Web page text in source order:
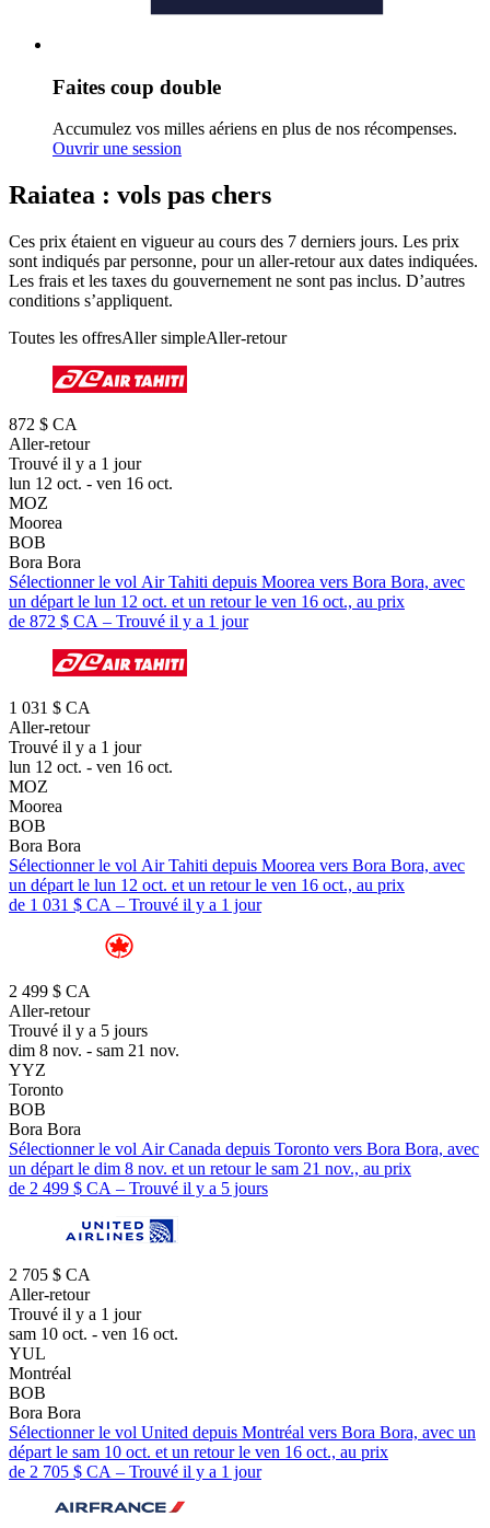
Faites coup double
Accumulez vos milles aériens en plus de nos récompenses.
Ouvrir une session
Raiatea : vols pas chers
Ces prix étaient en vigueur au cours des 7 derniers jours. Les prix
sont indiqués par personne, pour un aller-retour aux dates indiquées.
Les frais et les taxes du gouvernement ne sont pas inclus. D’autres
conditions s’appliquent.
Toutes les offresAller simpleAller-retour
872 $ CA
Aller-retour
Trouvé il y a 1 jour
lun 12 oct. - ven 16 oct.
MOZ
Moorea
BOB
Bora Bora
Sélectionner le vol Air Tahiti depuis Moorea vers Bora Bora, avec
un départ le lun 12 oct. et un retour le ven 16 oct., au prix
de 872 $ CA – Trouvé il y a 1 jour
1 031 $ CA
Aller-retour
Trouvé il y a 1 jour
lun 12 oct. - ven 16 oct.
MOZ
Moorea
BOB
Bora Bora
Sélectionner le vol Air Tahiti depuis Moorea vers Bora Bora, avec
un départ le lun 12 oct. et un retour le ven 16 oct., au prix
de 1 031 $ CA – Trouvé il y a 1 jour
2 499 $ CA
Aller-retour
Trouvé il y a 5 jours
dim 8 nov. - sam 21 nov.
YYZ
Toronto
BOB
Bora Bora
Sélectionner le vol Air Canada depuis Toronto vers Bora Bora, avec
un départ le dim 8 nov. et un retour le sam 21 nov., au prix
de 2 499 $ CA – Trouvé il y a 5 jours
2 705 $ CA
Aller-retour
Trouvé il y a 1 jour
sam 10 oct. - ven 16 oct.
YUL
Montréal
BOB
Bora Bora
Sélectionner le vol United depuis Montréal vers Bora Bora, avec un
départ le sam 10 oct. et un retour le ven 16 oct., au prix
de 2 705 $ CA – Trouvé il y a 1 jour